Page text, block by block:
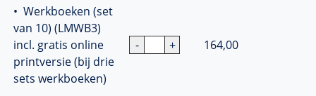
• Werkboeken (set
van 10) (LMWB3)
incl. gratis online
printversie (bij drie
sets werkboeken)
164,00